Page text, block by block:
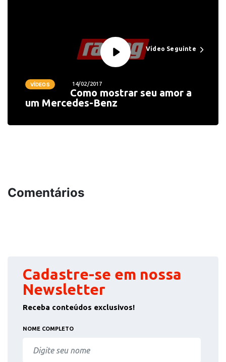
Vídeo Seguinte
VÍDEOS 14/02/2017
Como mostrar seu amor a
um Mercedes-Benz
Comentários
Cadastre-se em nossa
Newsletter
Receba conteúdos exclusivos!
NOME COMPLETO